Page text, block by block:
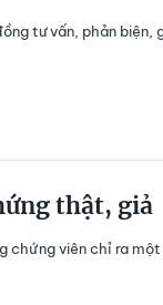
tư vấn, phản biện,
thật, giả
chứng viên chỉ ra